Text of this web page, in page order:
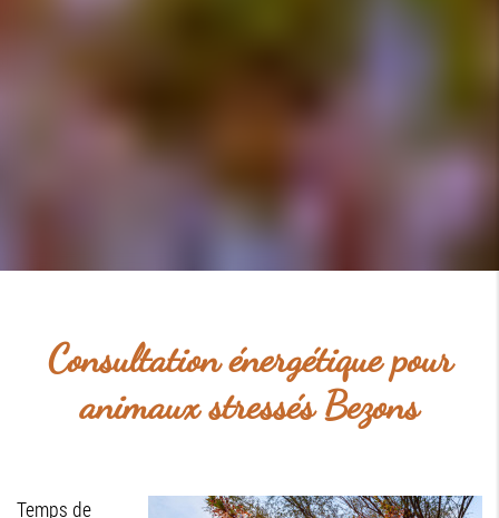
Consultation énergétique pour
animaux stressés Bezons
Temps de